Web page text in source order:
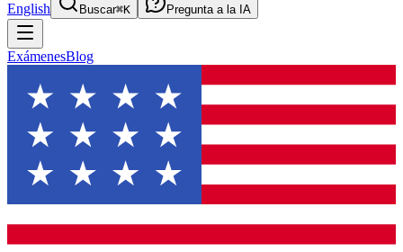
English Buscar⌘K Pregunta a la IA
ExámenesBlog